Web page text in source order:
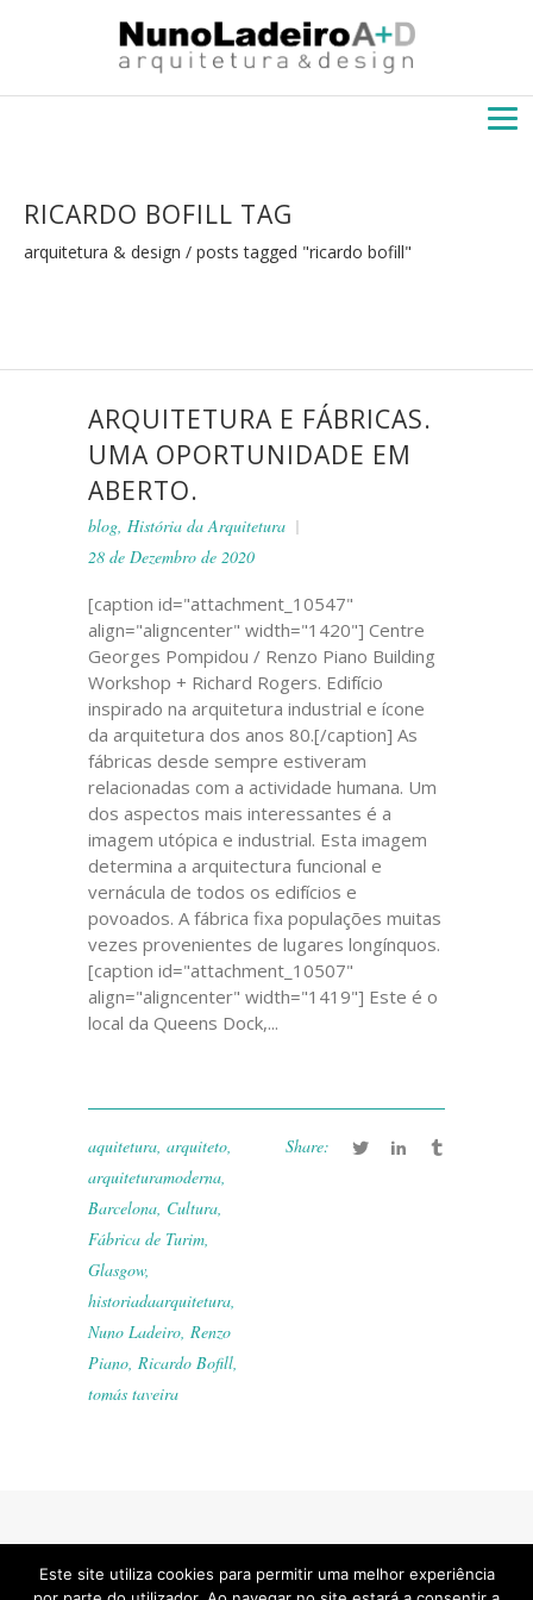
RICARDO BOFILL TAG
arquitetura & design / posts tagged "ricardo bofill"
ARQUITETURA E FÁBRICAS.
UMA OPORTUNIDADE EM
ABERTO.
blog, História da Arquitetura
28 de Dezembro de 2020
[caption id="attachment_10547"
align="aligncenter" width="1420"] Centre
Georges Pompidou / Renzo Piano Building
Workshop + Richard Rogers. Edifício
inspirado na arquitetura industrial e ícone
da arquitetura dos anos 80.[/caption] As
fábricas desde sempre estiveram
relacionadas com a actividade humana. Um
dos aspectos mais interessantes é a
imagem utópica e industrial. Esta imagem
determina a arquitectura funcional e
vernácula de todos os edifícios e
povoados. A fábrica fixa populações muitas
vezes provenientes de lugares longínquos.
[caption id="attachment_10507"
align="aligncenter" width="1419"] Este é o
local da Queens Dock,...
aquitetura, arquiteto,
arquiteturamoderna,
Barcelona, Cultura,
Fábrica de Turim,
Glasgow,
historiadaarquitetura,
Nuno Ladeiro, Renzo
Piano, Ricardo Bofill,
tomás taveira
Share:
Este site utiliza cookies para permitir uma melhor experiência